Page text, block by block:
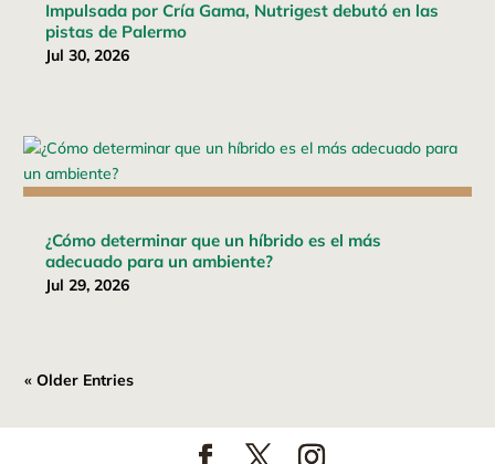
Impulsada por Cría Gama, Nutrigest debutó en las
pistas de Palermo
Jul 30, 2026
¿Cómo determinar que un híbrido es el más
adecuado para un ambiente?
Jul 29, 2026
« Older Entries